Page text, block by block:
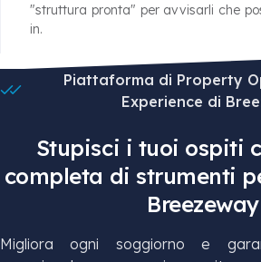
"struttura pronta" per avvisarli che
in.
Piattaforma di Property
Experience di
Stupisci i tuoi ospiti
completa di strumenti
Breezeway
Migliora ogni soggiorno e